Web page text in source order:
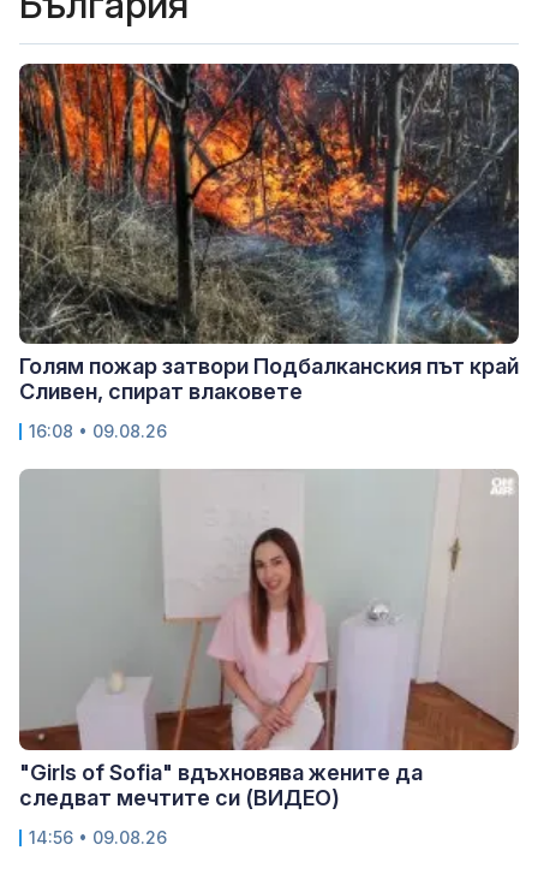
Голям пожар затвори Подбалканския път край
Сливен, спират влаковете
16:08 • 09.08.26
"Girls of Sofia" вдъхновява жените да
следват мечтите си (ВИДЕО)
14:56 • 09.08.26